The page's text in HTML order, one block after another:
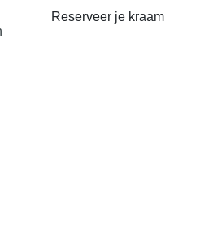
Reserveer je kraam